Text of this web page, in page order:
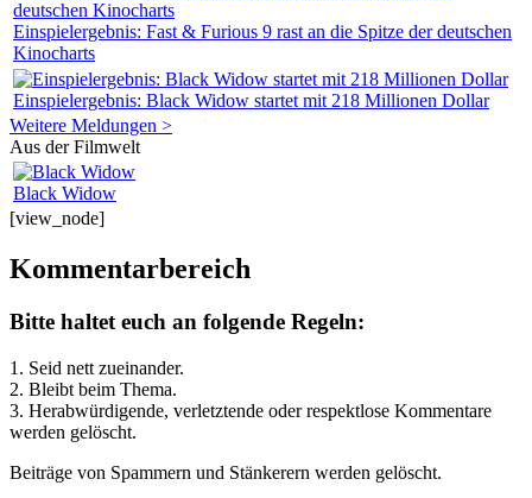
Einspielergebnis: Fast & Furious 9 rast an die Spitze der deutschen
Kinocharts
Einspielergebnis: Black Widow startet mit 218 Millionen Dollar
Weitere Meldungen >
Aus der Filmwelt
Black Widow
[view_node]
Kommentarbereich
Bitte haltet euch an folgende Regeln:
1. Seid nett zueinander.
2. Bleibt beim Thema.
3. Herabwürdigende, verletztende oder respektlose Kommentare
werden gelöscht.
Beiträge von Spammern und Stänkerern werden gelöscht.